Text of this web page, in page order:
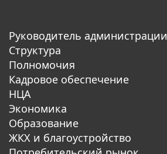
Руководитель администрации
Структура
Полномочия
Кадровое обеспечение
НЦА
Экономика
Образование
ЖКХ и благоустройство